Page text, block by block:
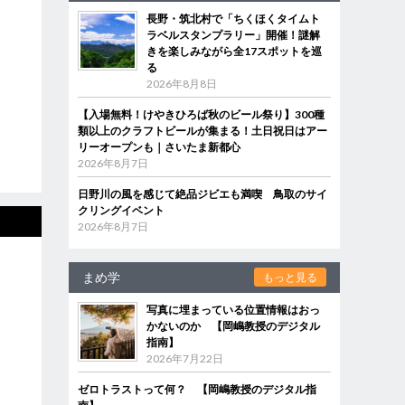
長野・筑北村で「ちくほくタイムト
ラベルスタンプラリー」開催！謎解
きを楽しみながら全17スポットを巡
る
2026年8月8日
【入場無料！けやきひろば秋のビール祭り】300種
類以上のクラフトビールが集まる！土日祝日はアー
リーオープンも｜さいたま新都心
2026年8月7日
日野川の風を感じて絶品ジビエも満喫 鳥取のサイ
クリングイベント
2026年8月7日
まめ学 もっと見る
写真に埋まっている位置情報はおっ
かないのか 【岡嶋教授のデジタル
指南】
2026年7月22日
ゼロトラストって何？ 【岡嶋教授のデジタル指